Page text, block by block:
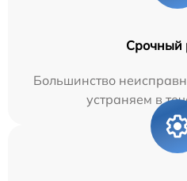
Срочный
Большинство
устраняем в